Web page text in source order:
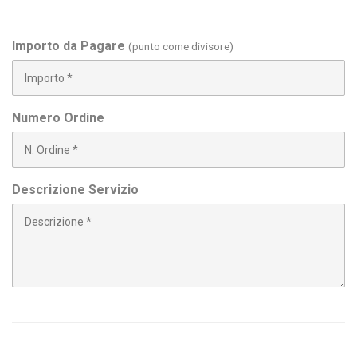
Importo da Pagare (punto come divisore)
Numero Ordine
Descrizione Servizio